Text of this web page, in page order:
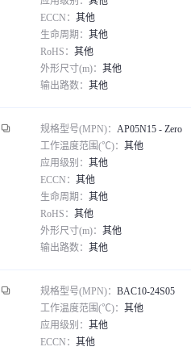
ECCN： 其他
生命周期： 其他
RoHS： 其他
外形尺寸(m)： 其他
输出路数： 其他
规格型号(MPN)： AP05N15 - Zero
工作温度范围(℃)： 其他
应用级别： 其他
ECCN： 其他
生命周期： 其他
RoHS： 其他
外形尺寸(m)： 其他
输出路数： 其他
规格型号(MPN)： BAC10-24S05
工作温度范围(℃)： 其他
应用级别： 其他
ECCN： 其他